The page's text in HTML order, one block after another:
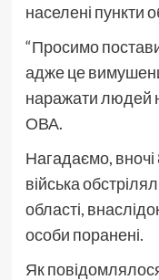
населені пункти
“Просимо
адже це
наражати людей
ОВА.
Нагадаємо, вночі
війська
області,
особи поранені.
Як